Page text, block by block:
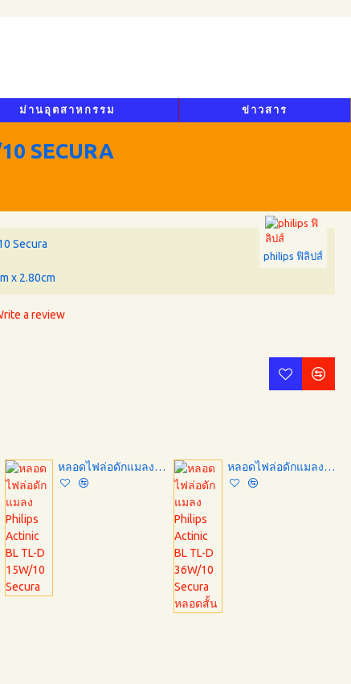
ม่านอุตสาหกรรม ข่าวสาร
SECURA
Secura
x 2.80cm
philips ฟิลิปส์
a review
หลอดไฟล่อดักแมลง Philips Actinic BL TL-D 15W/10 Secura หลอดไฟล่อดักแมลง Philips Actinic BL TL-D 36W/10 Secura หลอดสั้น